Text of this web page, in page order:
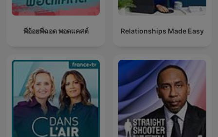
พี่อ้อยพี่ฉอด พอดแคสต์ Relationships Made Easy